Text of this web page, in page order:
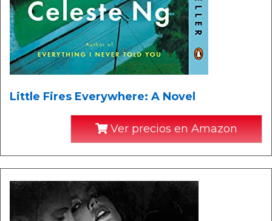
Little Fires Everywhere: A Novel
Ver precios en Amazon